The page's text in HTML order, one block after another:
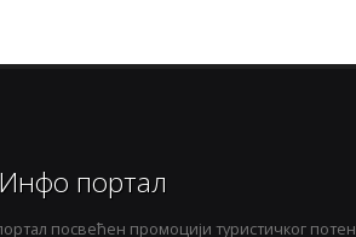
Инфо портал
посвећен промоцији туристичког